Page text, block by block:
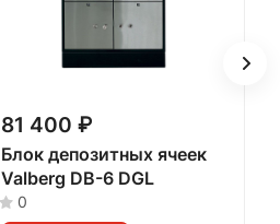
81 400 ₽
Блок депозитных ячеек
Valberg DB-6 DGL
0